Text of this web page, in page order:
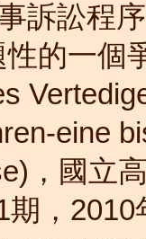
訴訟程
的一個
eine
，國立
期， 2010